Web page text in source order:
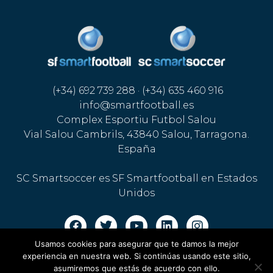
(+34) 692 739 288 · (+34) 635 460 916
info@smartfootball.es
Complex Esportiu Futbol Salou
Vial Salou Cambrils, 43840 Salou, Tarragona.
España
SC Smartsoccer es SF Smartfootball en Estados
Unidos
Aviso legal · Política de cookies·Política de privacidad
Usamos cookies para asegurar que te damos la mejor
experiencia en nuestra web. Si continúas usando este sitio,
asumiremos que estás de acuerdo con ello.